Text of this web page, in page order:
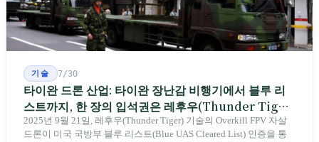
기술 7/30
타이완 드론 산업: 타이완 장난감 비행기에서 블루 리
스트까지, 한 장의 입석권은 레후우(Thunder Tiger)
에게
2025년 9월 21일, 레후우(Thunder Tiger) 기술의 Overkill FPV 자살
드론이 미국 국방부 블루 리스트(Blue UAS Cleared List) 인증을 통